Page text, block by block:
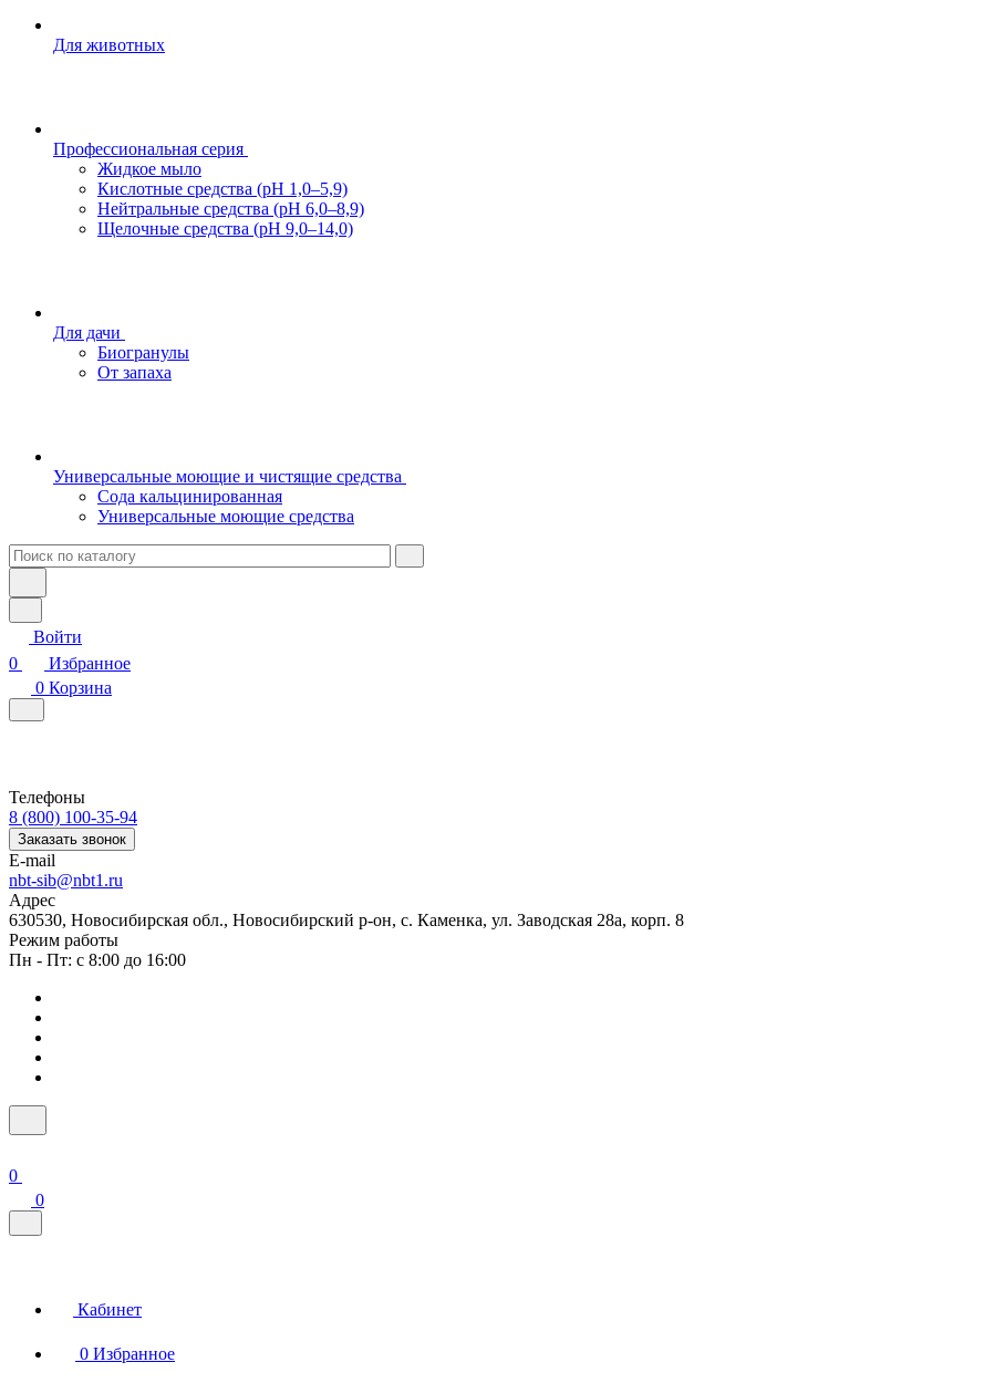
Для животных
Профессиональная серия
Жидкое мыло
Кислотные средства (pH 1,0–5,9)
Нейтральные средства (pH 6,0–8,9)
Щелочные средства (pH 9,0–14,0)
Для дачи
Биогранулы
От запаха
Универсальные моющие и чистящие средства
Сода кальцинированная
Универсальные моющие средства
Войти
0
Избранное
0 Корзина
Телефоны
8 (800) 100-35-94
Заказать звонок
E-mail
nbt-sib@nbt1.ru
Адрес
630530, Новосибирская обл., Новосибирский р-он, с. Каменка, ул. Заводская 28а, корп. 8
Режим работы
Пн - Пт: с 8:00 до 16:00
0
0
Кабинет
0 Избранное